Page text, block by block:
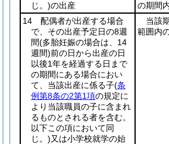
じ。)の出産
の期間
14 配偶者が出産する場合
で、その出産予定日の8週
間(多胎妊娠の場合は、14
週間)前の日から出産の日
以後1年を経過する日まで
の期間にある場合におい
て、当該出産に係る子(条
例第8条の2第1項の規定に
より当該職員の子に含まれ
るものとされる者を含む。
以下この項において同
じ。)又は小学校就学の始
当該
範囲内